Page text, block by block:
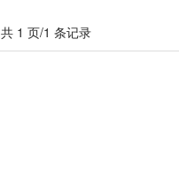
共 1 页/1 条记录